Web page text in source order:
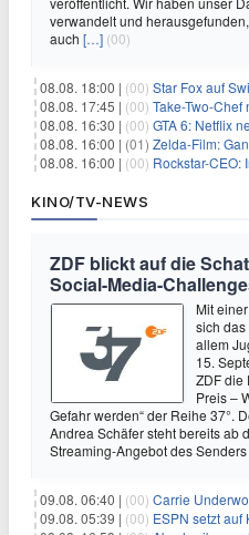
verwandelt und
auch […] (00)
08.08. 18:00 | (00) Star Fox auf
08.08. 17:45 | (00) Take-Two-Chef nennt
08.08. 16:30 | (00) GTA 6: Netflix nennt
08.08. 16:00 | (01) Zelda-Film:
08.08. 16:00 | (00) Rockstar-CEO: In
KINO/TV-NEWS
ZDF blickt auf die
Social-Media-
Mit
sich
allem
15.
ZDF die
Preis –
Gefahr werden“ der Reihe 37°.
Andrea Schäfer steht bereits ab
Streaming-Angebot des
09.08. 06:40 | (00) Carrie
09.08. 05:39 | (00) ESPN setzt